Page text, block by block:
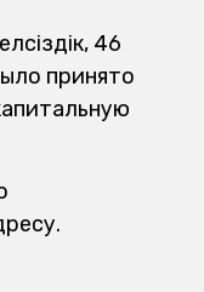
46
принято